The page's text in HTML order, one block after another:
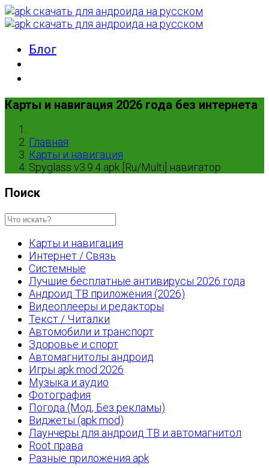
Блог
Карты и навигация 2026 года без интернета
Главная
Карты и навигация
Spyglass v3.9.4 apk [Ru/Multi] навигатор
Поиск
Карты и навигация
Интернет / Связь
Системные
Лучшие бесплатные антивирусы 2026 года
Андроид ТВ приложения (2026)
Видеоплееры и редакторы
Текст / Читалки
Автомобили и транспорт
Здоровье и спорт
Автомагнитолы андроид
Игры apk mod 2026
Музыка и аудио
Фотография
Погода (Мод, Без рекламы)
Виджеты (apk mod)
Лаунчеры для андроид ТВ и автомагнитол
Root права
Разные приложения apk